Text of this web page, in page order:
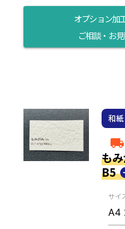
オプション加
ご相談・お
和
local_shipping
も
B5
サイ